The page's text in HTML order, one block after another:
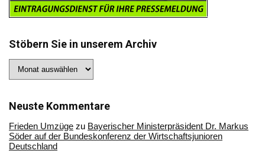
Stöbern Sie in unserem Archiv
Sie
Archiv
Neuste Kommentare
Frieden Umzüge zu Bayerischer Ministerpräsident Dr. Markus
Söder auf der Bundeskonferenz der Wirtschaftsjunioren
Deutschland